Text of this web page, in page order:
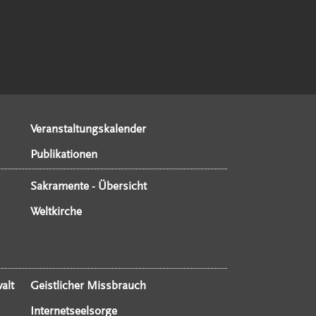
Veranstaltungskalender
Publikationen
Sakramente - Übersicht
Weltkirche
Geistlicher Missbrauch
Internetseelsorge